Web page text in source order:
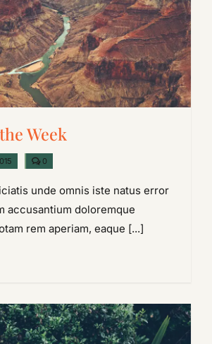
Week
0comments
on
of
Week
unde omnis iste natus error
accusantium doloremque
rem aperiam, eaque [...]